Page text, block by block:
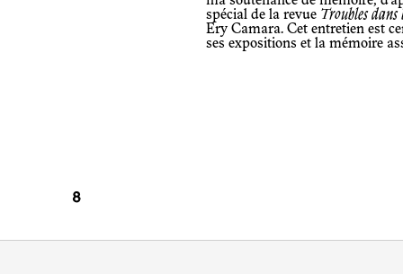
spécial de la revue Troubles dans
Ery Camara. Cet entretien est
ses expositions et la mémoire